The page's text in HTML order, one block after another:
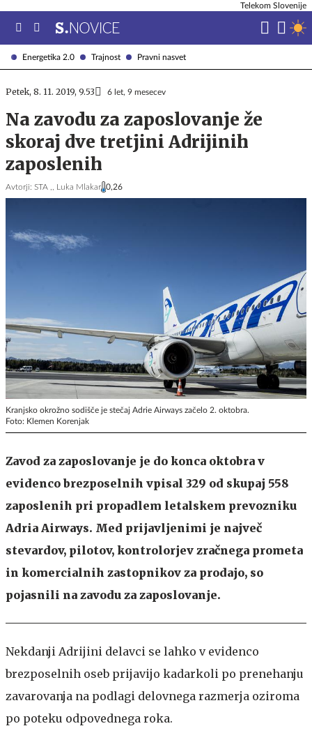
Energetika 2.0 Trajnost Pravni nasvet
Telekom Slovenije
Petek, 8. 11. 2019, 9.53 6 let, 9 mesecev
Na zavodu za zaposlovanje že
skoraj dve tretjini Adrijinih
zaposlenih
Avtorji: STA ,, Luka Mlakar 0,26
Kranjsko okrožno sodišče je stečaj Adrie Airways začelo 2. oktobra.
Foto: Klemen Korenjak
Zavod za zaposlovanje je do konca oktobra v
evidenco brezposelnih vpisal 329 od skupaj 558
zaposlenih pri propadlem letalskem prevozniku
Adria Airways. Med prijavljenimi je največ
stevardov, pilotov, kontrolorjev zračnega prometa
in komercialnih zastopnikov za prodajo, so
pojasnili na zavodu za zaposlovanje.
Nekdanji Adrijini delavci se lahko v evidenco
brezposelnih oseb prijavijo kadarkoli po prenehanju
zavarovanja na podlagi delovnega razmerja oziroma
po poteku odpovednega roka.